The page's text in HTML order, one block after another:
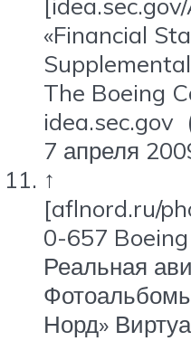
«Financial
The Boeing
idea.sec.gov
7 апреля
↑
[aflnord.ru/
0-657
Реальная
Норд»